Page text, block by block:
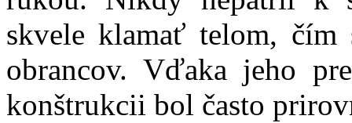
skvele klamať telom,
obrancov. Vďaka jeho
konštrukcii bol často